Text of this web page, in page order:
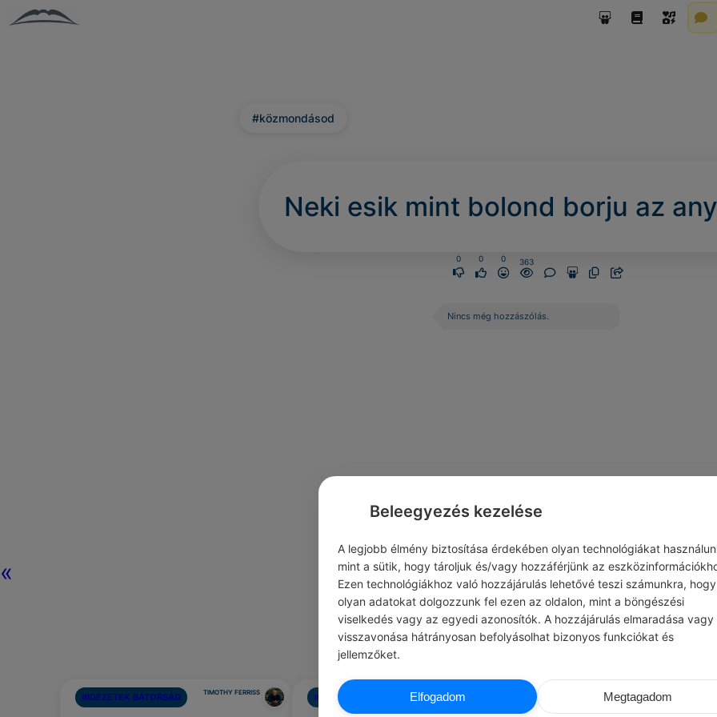
«
#közmondásod
Neki esik mint bolond borju az
0 0 0 363
Nincs még hozzászólás.
#IDÉZETEK BÁTORSÁG TIMOTHY FERRISS #BÓK
Beleegyezés kezelése
A legjobb élmény biztosítása érdekében olyan technológiákat
mint a sütik, hogy tároljuk és/vagy hozzáférjünk az
Ezen technológiákhoz való hozzájárulás lehetővé teszi számunkra, hogy
olyan adatokat dolgozzunk fel ezen az oldalon, mint a böngészési
viselkedés vagy az egyedi azonosítók. A hozzájárulás elmaradása vagy
visszavonása hátrányosan befolyásolhat bizonyos funkciókat és
jellemzőket.
Elfogadom Megtagadom